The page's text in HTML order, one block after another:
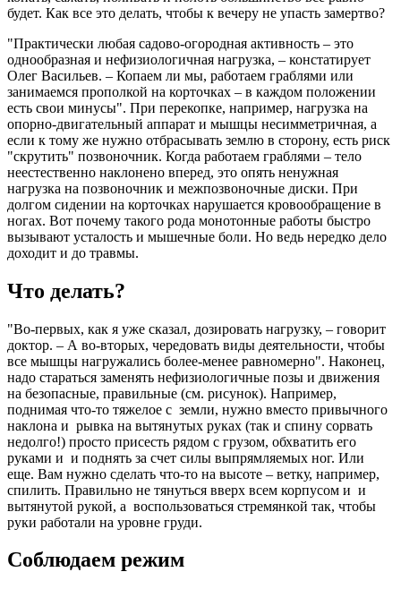
будет. Как все это делать, чтобы к вечеру не упасть замертво?
"Практически любая садово-огородная активность – это
однообразная и нефизиологичная нагрузка, – констатирует
Олег Васильев. – Копаем ли мы, работаем граблями или
занимаемся прополкой на корточках – в каждом положении
есть свои минусы". При перекопке, например, нагрузка на
опорно-двигательный аппарат и мышцы несимметричная, а
если к тому же нужно отбрасывать землю в сторону, есть риск
"скрутить" позвоночник. Когда работаем граблями – тело
неестественно наклонено вперед, это опять ненужная
нагрузка на позвоночник и межпозвоночные диски. При
долгом сидении на корточках нарушается кровообращение в
ногах. Вот почему такого рода монотонные работы быстро
вызывают усталость и мышечные боли. Но ведь нередко дело
доходит и до травмы.
Что делать?
"Во-первых, как я уже сказал, дозировать нагрузку, – говорит
доктор. – А во-вторых, чередовать виды деятельности, чтобы
все мышцы нагружались более-менее равномерно". Наконец,
надо стараться заменять нефизиологичные позы и движения
на безопасные, правильные (см. рисунок). Например,
поднимая что-то тяжелое с земли, нужно вместо привычного
наклона и рывка на вытянутых руках (так и спину сорвать
недолго!) просто присесть рядом с грузом, обхватить его
руками и и поднять за счет силы выпрямляемых ног. Или
еще. Вам нужно сделать что-то на высоте – ветку, например,
спилить. Правильно не тянуться вверх всем корпусом и и
вытянутой рукой, а воспользоваться стремянкой так, чтобы
руки работали на уровне груди.
Соблюдаем режим